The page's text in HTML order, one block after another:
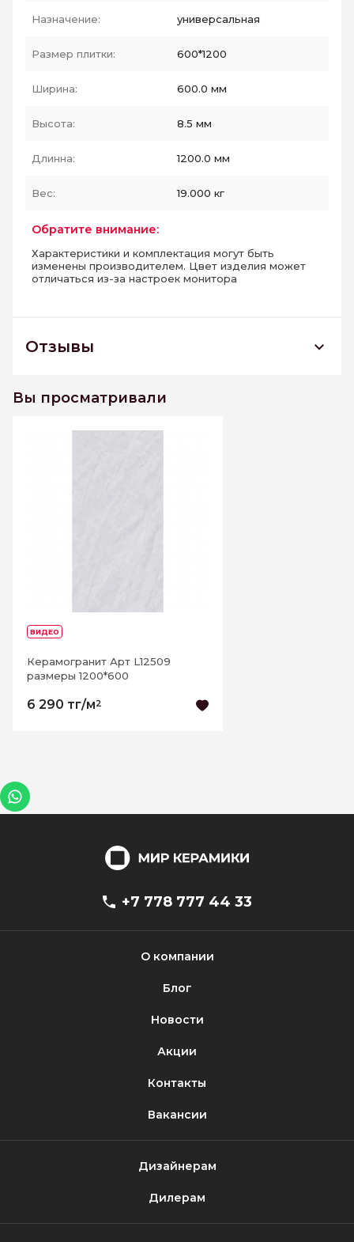
Назначение: универсальная
Размер плитки: 600*1200
Ширина: 600.0 мм
Высота: 8.5 мм
Длинна: 1200.0 мм
Вес: 19.000 кг
Обратите внимание:
Характеристики и комплектация могут быть
изменены производителем. Цвет изделия может
отличаться из-за настроек монитора
Отзывы
К этому товару еще нет отзывов. Будьте первым
Вы просматривали
ВИДЕО
Керамогранит Арт L12509
размеры 1200*600
6 290 тг/м2
+7 778 777 44 33
О компании
Блог
Новости
Акции
Контакты
Вакансии
Дизайнерам
Дилерам